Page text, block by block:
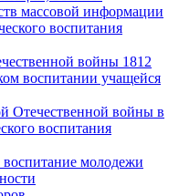
массовой информации
воспитания
войны 1812
воспитании учащейся
Отечественной войны в
воспитания
молодежи